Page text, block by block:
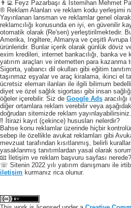
👨‍💻 Feyz Pazarbaşı & Istemihan Mehmet
® Reklam Alanları ve reklam kodu yerleşimi
Yayınlanan lansman ve reklamlar genel olarak
reklamcılığı konusunda en iyi, en güvenilir
otomatik olarak (Re'sen) yerleştirilmektedir.
Amerika, Ingiltere, Almanya ve çeşitli
ürünleridir. Bunlar içerik olarak günlük döviz
exim kredileri, internet bankacılığı, banka ve
yatırım araçları ve internetten para
Sigorta, yabancı dil okulları gibi eğitim
taşınmaz eşyalar ve araç kiralama, ikinci el
ücretsiz eleman ilanları ile ilgili bilimum
diyet ve özel sağlık sigortası gibi insan
öğeler içerebilir. Siz de Google Ads
diğer ortamlara reklam verebilir veya
doğrudan sitemizde reklam yayınlayabilirsiniz.
‼️ İtirazi kayıt (çekince) hususları nelerdir?
Bahse konu reklamlar üzerinde hiçbir
sebep ile özellikle avukat reklamları gibi
mevzuat tarafından kısıtlanmış, belirli
yasaklanmış tanıtımlardan yasal olarak
📧 İletişim ve reklam başvuru sayfası nerede?
☏ Sitenin 2022 yılı yatırım danışmanı ile
iletişim kurmanız rica olunur.